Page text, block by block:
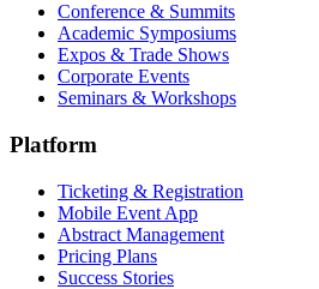
Conference & Summits
Academic Symposiums
Expos & Trade Shows
Corporate Events
Seminars & Workshops
Platform
Ticketing & Registration
Mobile Event App
Abstract Management
Pricing Plans
Success Stories